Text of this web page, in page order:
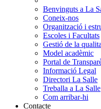
Benvinguts a La
Coneix-nos
Organització i
Escoles i Facultats
Gestió de la
Model acadèmic
Portal de
Informació Legal
Directori La Salle
Treballa a La Salle
Com arribar-hi
Contacte